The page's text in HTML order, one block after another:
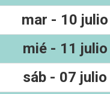
mar - 10 julio
mié - 11 julio
sáb - 07 julio